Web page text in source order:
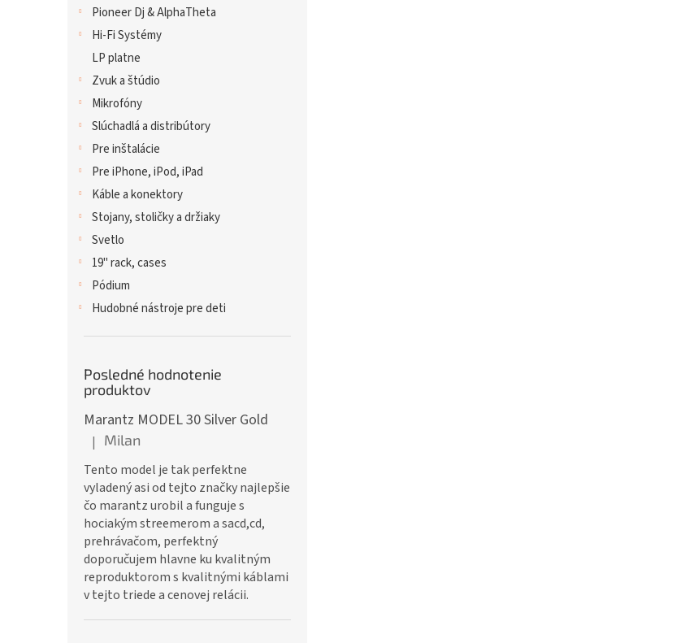
Pioneer Dj & AlphaTheta
Hi-Fi Systémy
LP platne
Zvuk a štúdio
Mikrofóny
Slúchadlá a distribútory
Pre inštalácie
Pre iPhone, iPod, iPad
Káble a konektory
Stojany, stoličky a držiaky
Svetlo
19" rack, cases
Pódium
Hudobné nástroje pre deti
Posledné hodnotenie
produktov
Marantz MODEL 30 Silver Gold
Hodnotenie produktu je 5 z 5 hviezdičiek.
| Milan
Tento model je tak perfektne
vyladený asi od tejto značky najlepšie
čo marantz urobil a funguje s
hociakým streemerom a sacd,cd,
prehrávačom, perfektný
doporučujem hlavne ku kvalitným
reproduktorom s kvalitnými káblami
v tejto triede a cenovej relácii.